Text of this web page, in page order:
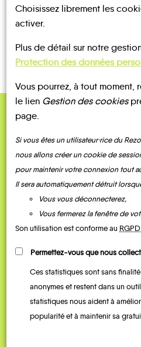
Je vais bosser
parking de la
complet alors
Choisissez librement les
activer.
Plus de détail sur notre
Protection des données
Vous pourrez, à tout moment,
le lien Gestion des cookies
page.
Si vous êtes un utilisateur·rice du
nous allons créer un cookie de
pour maintenir votre connexion tout
Il sera automatiquement détruit
Vous vous déconnecterez,
Vous fermerez la fenêtre de
Son utilisation est conforme au RGPD
Permettez-vous que nous
Ces statistiques sont sans
anonymes et restent dans un
statistiques nous aident à
popularité et à maintenir sa